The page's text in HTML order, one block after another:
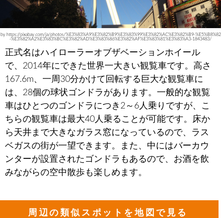
by https://pixabay.com/ja/photos/%E3%83%A9%E3%82%B9%E3%83%99%E3%82%AC%E3%82%B9-%E5%B8%82
-%E3%82%A2%E3%83%BC%E3%82%AD%E3%83%86%E3%82%AF%E3%83%81%E3%83%A3-1843483/
正式名はハイローラーオブザベーションホイール
で、2014年にできた世界一大きい観覧車です。高さ
167.6m、一周30分かけて回転する巨大な観覧車に
は、28個の球状ゴンドラがあります。一般的な観覧
車はひとつのゴンドラにつき2～6人乗りですが、こ
ちらの観覧車は最大40人乗ることが可能です。床か
ら天井まで大きなガラス窓になっているので、ラス
ベガスの街が一望できます。また、中にはバーカウ
ンターが設置されたゴンドラもあるので、お酒を飲
みながらの空中散歩も楽しめます。
周辺の類似スポットを地図で見る